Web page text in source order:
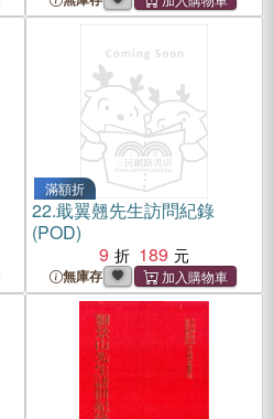
滿額折
22.戢翼翹先生訪問紀錄
(POD)
9
189
無庫存